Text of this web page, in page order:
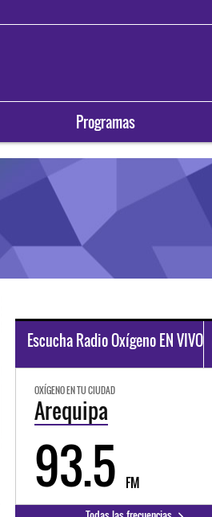
Programas
Escucha Radio Oxígeno EN VIVO
OXÍGENO EN TU CIUDAD
Trujillo
98.3 FM